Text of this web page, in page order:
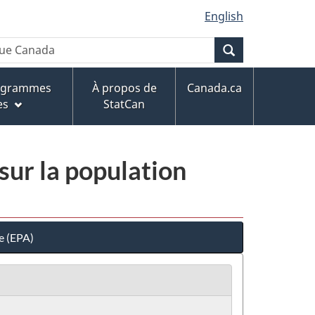
English
À propos de
StatCan
Canada.ca
la population
(EPA)